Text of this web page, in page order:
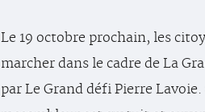
Le 19 octobre prochain, les
marcher dans le cadre de La
par Le Grand défi Pierre